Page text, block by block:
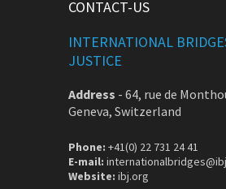
CONTACT-US
INTERNATIONAL
JUSTICE
Address - 64, rue de
Geneva, Switzerland
Phone: +41(0) 22 731 24 41
E-mail:
Website: ibj.org